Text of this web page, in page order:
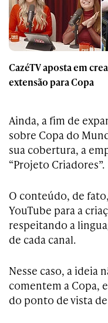
CazéTV aposta em
extensão para Copa
Ainda, a fim de
sobre Copa do
sua cobertura, a
“Projeto Criadores”.
O conteúdo, de
YouTube para a
respeitando a
de cada canal.
Nesse caso, a ideia
comentem a Copa,
do ponto de vista